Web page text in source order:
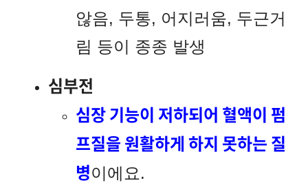
않음, 두통, 어지러움, 두근거
림 등이 종종 발생
심부전
심장 기능이 저하되어 혈액이 펌
프질을 원활하게 하지 못하는 질
병이에요.